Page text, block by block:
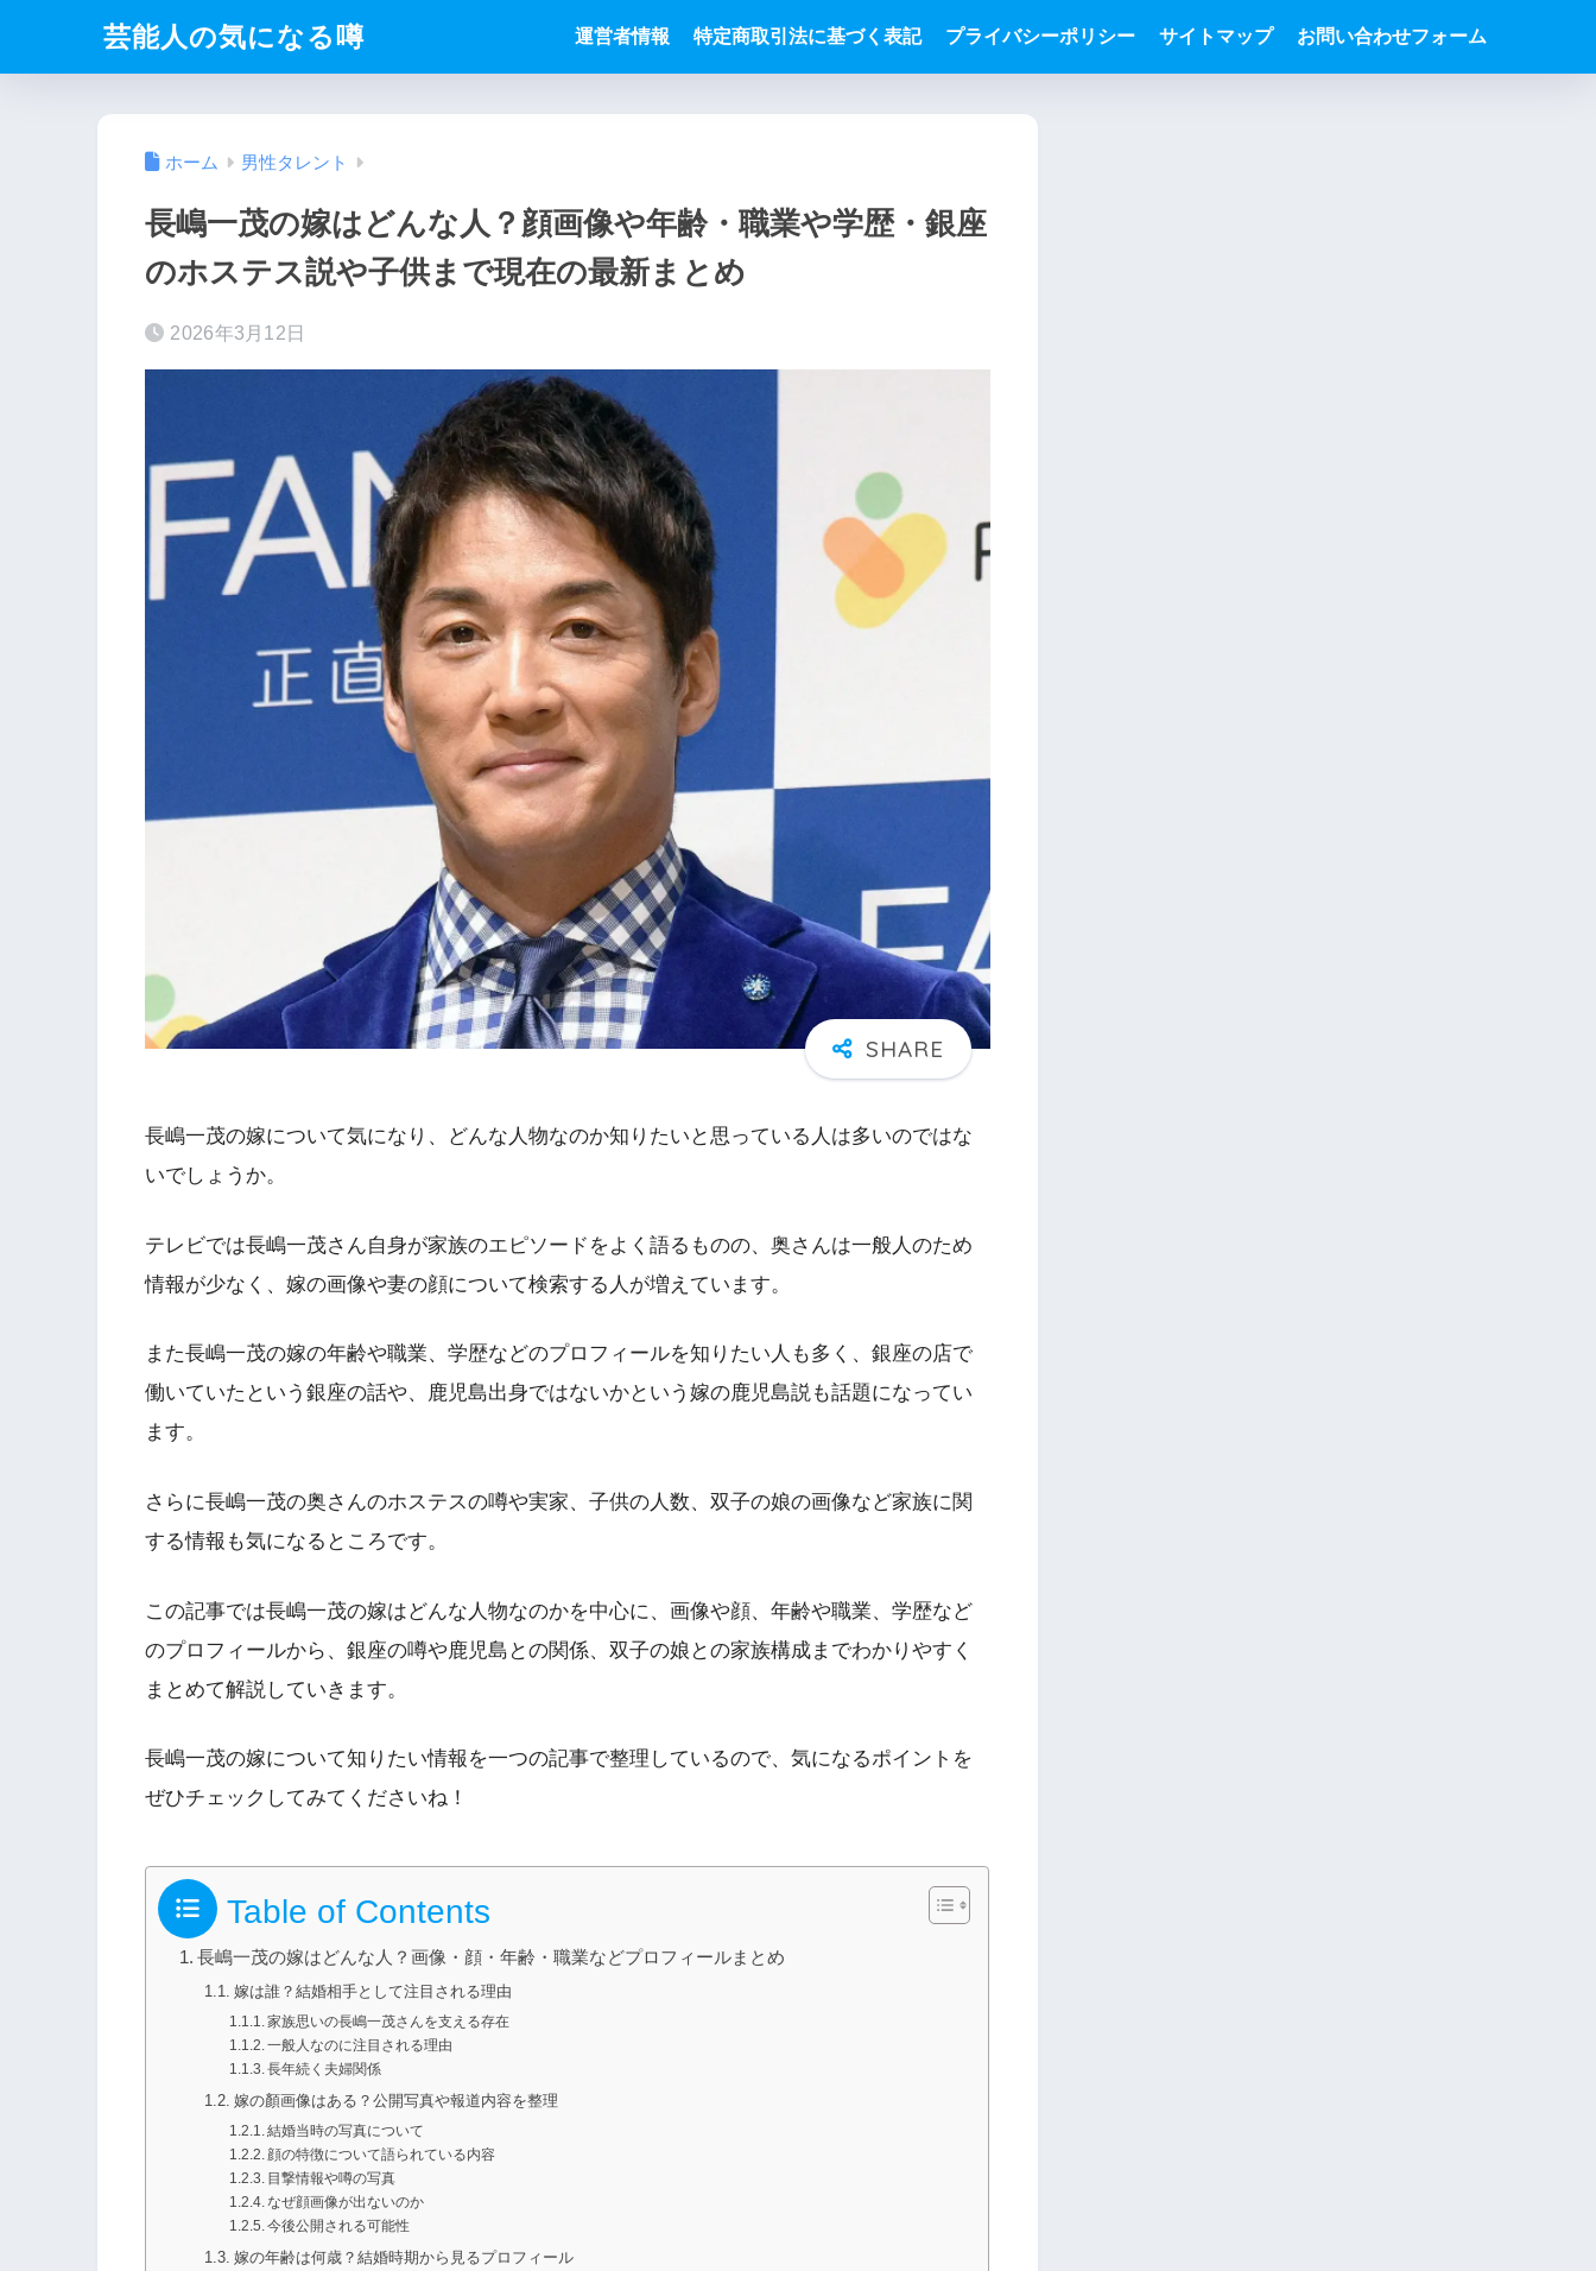
芸能人の気になる噂 運営者情報 特定商取引法に基づく表記 プライバシーポリシー サイトマップ お問い合わせフォーム
ホーム 男性タレント
長嶋一茂の嫁はどんな人？顔画像や年齢・職業や学歴・銀座
のホステス説や子供まで現在の最新まとめ
2026年3月12日
長嶋一茂の嫁について気になり、どんな人物なのか知りたいと思っている人は多いのではな
いでしょうか。
テレビでは長嶋一茂さん自身が家族のエピソードをよく語るものの、奥さんは一般人のため
情報が少なく、嫁の画像や妻の顔について検索する人が増えています。
また長嶋一茂の嫁の年齢や職業、学歴などのプロフィールを知りたい人も多く、銀座の店で
働いていたという銀座の話や、鹿児島出身ではないかという嫁の鹿児島説も話題になってい
ます。
さらに長嶋一茂の奥さんのホステスの噂や実家、子供の人数、双子の娘の画像など家族に関
する情報も気になるところです。
この記事では長嶋一茂の嫁はどんな人物なのかを中心に、画像や顔、年齢や職業、学歴など
のプロフィールから、銀座の噂や鹿児島との関係、双子の娘との家族構成までわかりやすく
まとめて解説していきます。
長嶋一茂の嫁について知りたい情報を一つの記事で整理しているので、気になるポイントを
ぜひチェックしてみてくださいね！
Table of Contents
長嶋一茂の嫁はどんな人？画像・顔・年齢・職業などプロフィールまとめ
嫁は誰？結婚相手として注目される理由
家族思いの長嶋一茂さんを支える存在
一般人なのに注目される理由
長年続く夫婦関係
嫁の顏画像はある？公開写真や報道内容を整理
結婚当時の写真について
顔の特徴について語られている内容
目撃情報や噂の写真
なぜ顔画像が出ないのか
今後公開される可能性
嫁の年齢は何歳？結婚時期から見るプロフィール